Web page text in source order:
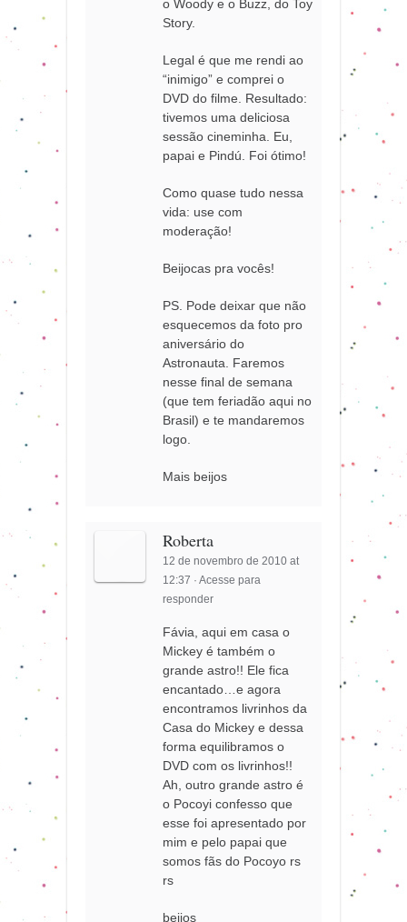
o Woody e o Buzz, do Toy
Story.
Legal é que me rendi ao
“inimigo” e comprei o
DVD do filme. Resultado:
tivemos uma deliciosa
sessão cineminha. Eu,
papai e Pindú. Foi ótimo!
Como quase tudo nessa
vida: use com
moderação!
Beijocas pra vocês!
PS. Pode deixar que não
esquecemos da foto pro
aniversário do
Astronauta. Faremos
nesse final de semana
(que tem feriadão aqui no
Brasil) e te mandaremos
logo.
Mais beijos
Roberta
12 de novembro de 2010 at
12:37 ·Acesse para
responder
Fávia, aqui em casa o
Mickey é também o
grande astro!! Ele fica
encantado…e agora
encontramos livrinhos da
Casa do Mickey e dessa
forma equilibramos o
DVD com os livrinhos!!
Ah, outro grande astro é
o Pocoyi confesso que
esse foi apresentado por
mim e pelo papai que
somos fãs do Pocoyo rs
rs
beijos